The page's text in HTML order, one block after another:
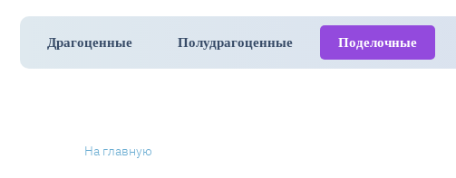
Драгоценные Полудрагоценные Поделочные
На главную